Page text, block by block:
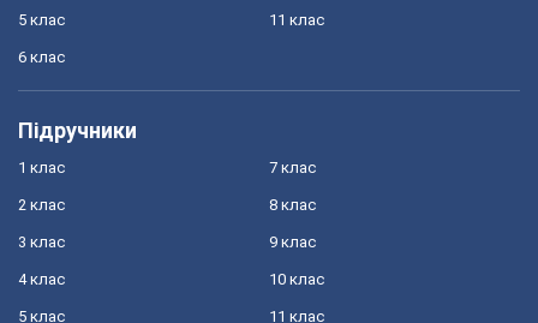
5 клас
6 клас
11 клас
Підручники
1 клас
2 клас
3 клас
4 клас
5 клас
7 клас
8 клас
9 клас
10 клас
11 клас